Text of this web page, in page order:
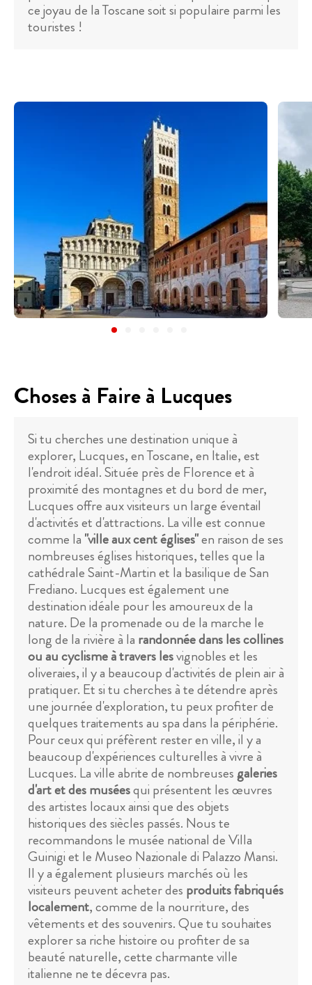
ce joyau de la Toscane soit si populaire parmi les
touristes !
Choses à Faire à Lucques
Si tu cherches une destination unique à
explorer, Lucques, en Toscane, en Italie, est
l'endroit idéal. Située près de Florence et à
proximité des montagnes et du bord de mer,
Lucques offre aux visiteurs un large éventail
d'activités et d'attractions. La ville est connue
comme la "ville aux cent églises"en raison de ses
nombreuses églises historiques, telles que la
cathédrale Saint-Martin et la basilique de San
Frediano. Lucques est également une
destination idéale pour les amoureux de la
nature. De la promenade ou de la marche le
long de la rivière à la randonnée dans les collines
ou au cyclisme à travers lesvignobles et les
oliveraies, il y a beaucoup d'activités de plein air à
pratiquer. Et si tu cherches à te détendre après
une journée d'exploration, tu peux profiter de
quelques traitements au spa dans la périphérie.
Pour ceux qui préfèrent rester en ville, il y a
beaucoup d'expériences culturelles à vivre à
Lucques. La ville abrite de nombreusesgaleries
d'art et des muséesqui présentent les œuvres
des artistes locaux ainsi que des objets
historiques des siècles passés. Nous te
recommandons le musée national de Villa
Guinigi et le Museo Nazionale di Palazzo Mansi.
Il y a également plusieurs marchés où les
visiteurs peuvent acheter des produits fabriqués
localement, comme de la nourriture, des
vêtements et des souvenirs. Que tu souhaites
explorer sa riche histoire ou profiter de sa
beauté naturelle, cette charmante ville
italienne ne te décevra pas.